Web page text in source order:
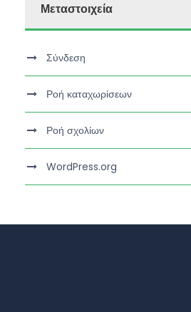
Μεταστοιχεία
Σύνδεση
Ροή καταχωρίσεων
Ροή σχολίων
WordPress.org